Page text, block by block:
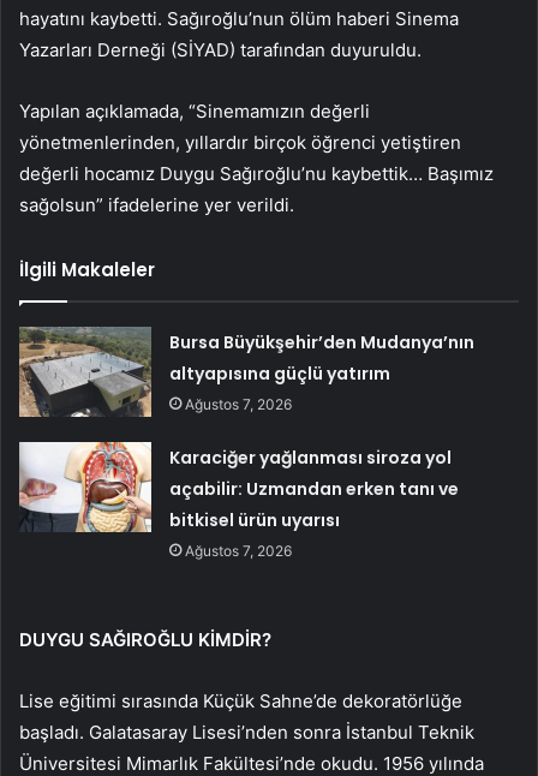
hayatını kaybetti. Sağıroğlu’nun ölüm haberi Sinema
Yazarları Derneği (SİYAD) tarafından duyuruldu.
Yapılan açıklamada, “Sinemamızın değerli
yönetmenlerinden, yıllardır birçok öğrenci yetiştiren
değerli hocamız Duygu Sağıroğlu’nu kaybettik… Başımız
sağolsun” ifadelerine yer verildi.
İlgili Makaleler
Bursa Büyükşehir’den Mudanya’nın
altyapısına güçlü yatırım
Ağustos 7, 2026
Karaciğer yağlanması siroza yol
açabilir: Uzmandan erken tanı ve
bitkisel ürün uyarısı
Ağustos 7, 2026
DUYGU SAĞIROĞLU KİMDİR?
Lise eğitimi sırasında Küçük Sahne’de dekoratörlüğe
başladı. Galatasaray Lisesi’nden sonra İstanbul Teknik
Üniversitesi Mimarlık Fakültesi’nde okudu. 1956 yılında